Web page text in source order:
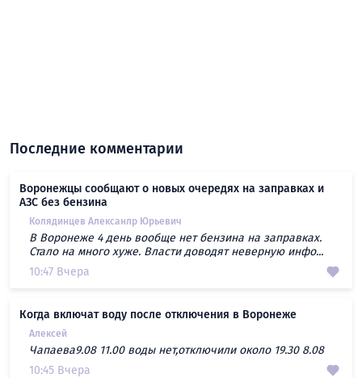
Последние комментарии
Воронежцы сообщают о новых очередях на заправках и
АЗС без бензина
Колядинцев Алексанлр Юрьевич
В Воронеже 4 день вообще нет бензина на заправках.
Стало на много хуже. Власти доводят неверную инфо...
10:47 Вчера
Когда включат воду после отключения в Воронеже
Алексей
Чапаева9.08 11.00 воды нет,отключили около 19.30 8.08
10:45 Вчера